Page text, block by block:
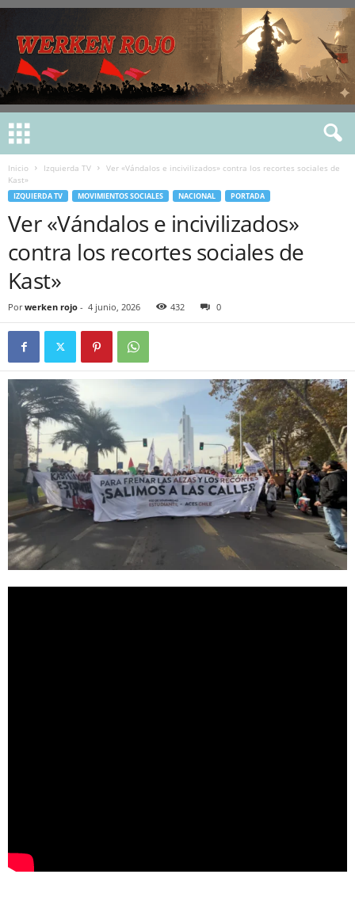
Inicio Izquierda TV
Ver «Vándalos e incivilizados» contra los recortes sociales de
Kast»
IZQUIERDA TV MOVIMIENTOS SOCIALES NACIONAL PORTADA
Ver «Vándalos e incivilizados»
contra los recortes sociales de
Kast»
Por werken rojo - 4 junio, 2026 432 0